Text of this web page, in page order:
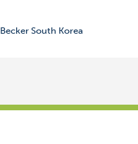
Becker South Korea